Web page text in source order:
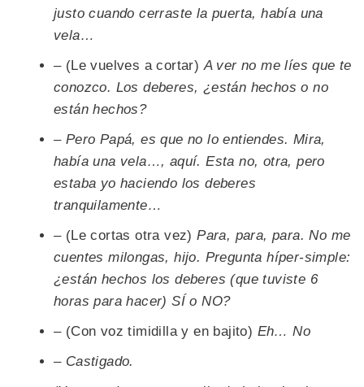
justo cuando cerraste la puerta, había una
vela…
– (Le vuelves a cortar) A ver no me líes que te
conozco. Los deberes, ¿están hechos o no
están hechos?
– Pero Papá, es que no lo entiendes. Mira,
había una vela…, aquí. Esta no, otra, pero
estaba yo haciendo los deberes
tranquilamente…
– (Le cortas otra vez)Para, para, para. No me
cuentes milongas, hijo. Pregunta híper-simple:
¿están hechos los deberes (que tuviste 6
horas para hacer) SÍ o NO?
– (Con voz timidilla y en bajito) Eh… No
– Castigado.